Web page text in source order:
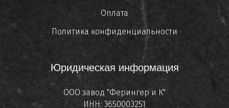
Оплата
Политика конфиденциальности
Юридическая информация
ООО завод "Ферингер и К"
ИНН: 3650003251